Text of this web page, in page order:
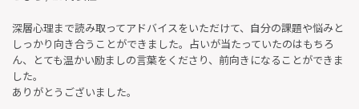
深層心理まで読み取ってアドバイスをいただけて、自分の課題や悩みと
しっかり向き合うことができました。占いが当たっていたのはもちろ
ん、とても温かい励ましの言葉をくださり、前向きになることができま
した。
ありがとうございました。